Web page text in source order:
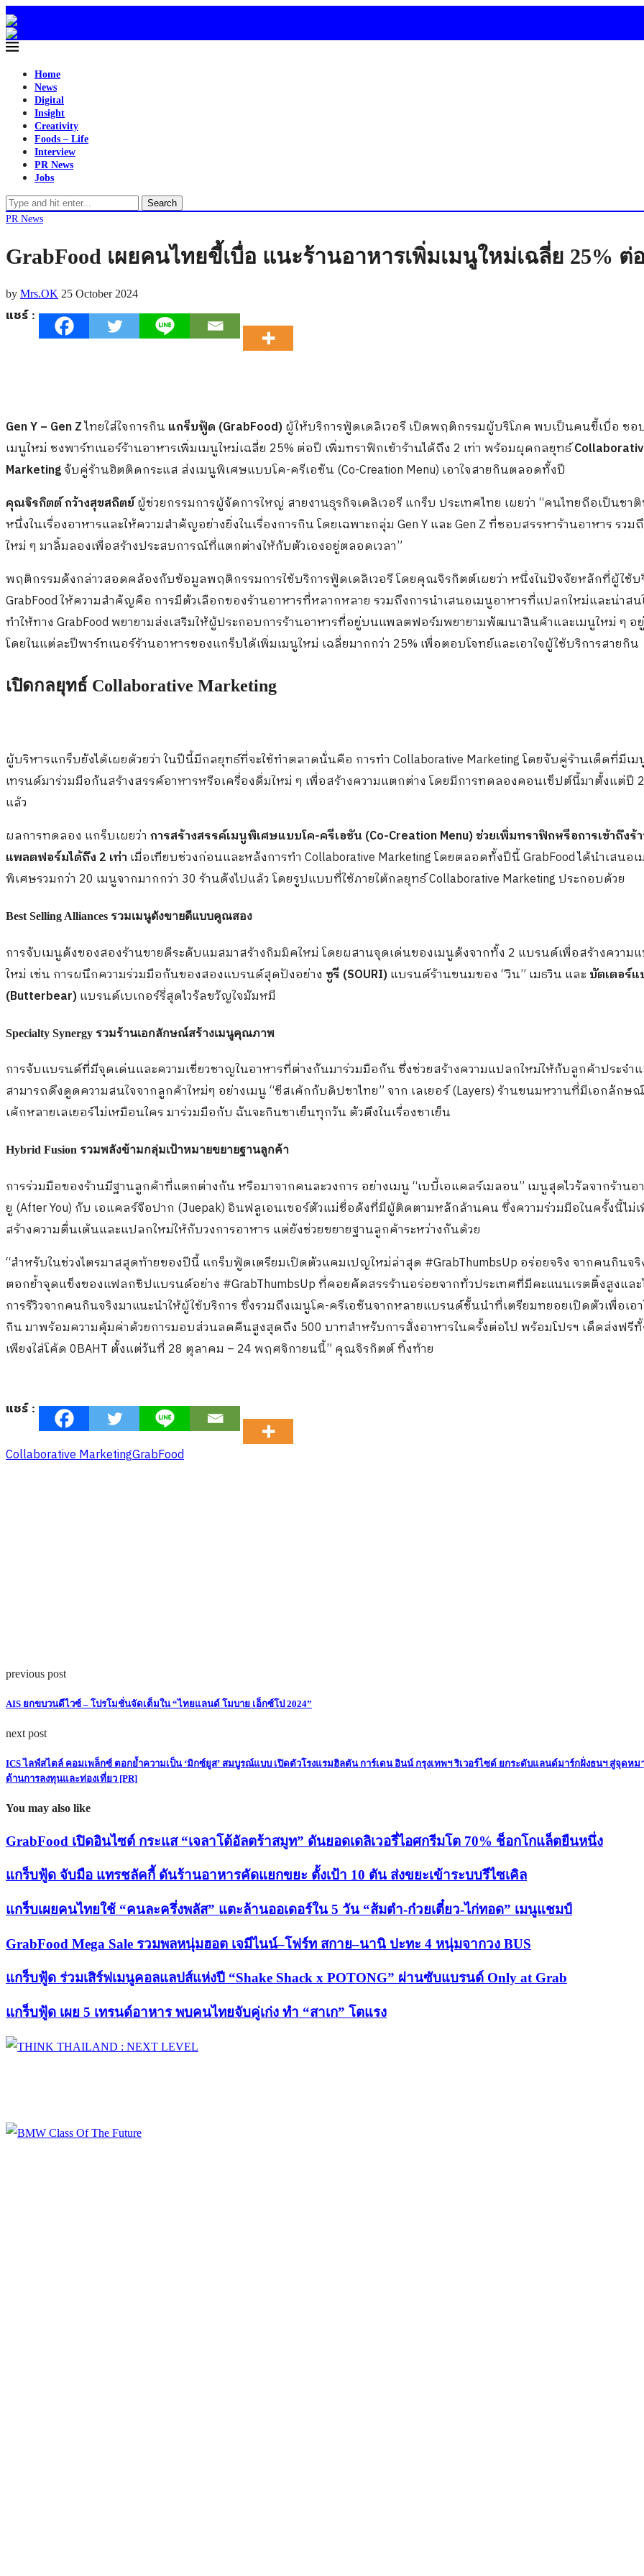
Home
News
Digital
Insight
Creativity
Foods – Life
Interview
PR News
Jobs
Search
PR News
GrabFood เผยคนไทยขี้เบื่อ แนะร้านอาหารเพิ่มเมนูใหม่เฉลี่ย 25% ต่
by Mrs.OK 25 October 2024
แชร์ :
Gen Y – Gen Zไทยใส่ใจการกิน แกร็บฟู้ด (GrabFood)ผู้ให้บริการฟู้ดเดลิเวอรี เปิดพฤติกรรมผู้บริโภค พบเป็นคนขี้เบื่อ ชอ
เมนูใหม่ ชงพาร์ทเนอร์ร้านอาหารเพิ่มเมนูใหม่เฉลี่ย 25% ต่อปี เพิ่มทราฟิกเข้าร้านได้ถึง 2 เท่า พร้อมผุดกลยุทธ์
Marketingจับคู่ร้านฮิตติดกระแส ส่งเมนูพิเศษแบบโค-ครีเอชัน (Co-Creation Menu) เอาใจสายกินตลอดทั้งปี
คุณจิรกิตต์ กว้างสุขสถิตย์ผู้ช่วยกรรมการผู้จัดการใหญ่ สายงานธุรกิจเดลิเวอรี แกร็บ ประเทศไทย เผยว่า “คนไทยถือเป็นชา
หนึ่งในเรื่องอาหารและให้ความสำคัญอย่างยิ่งในเรื่องการกิน โดยเฉพาะกลุ่ม Gen Y และ Gen Z ที่ชอบสรรหาร้านอาหาร รวม
ใหม่ ๆ มาลิ้มลองเพื่อสร้างประสบการณ์ที่แตกต่างให้กับตัวเองอยู่ตลอดเวลา”
พฤติกรรมดังกล่าวสอดคล้องกับข้อมูลพฤติกรรมการใช้บริการฟู้ดเดลิเวอรี โดยคุณจิรกิตต์เผยว่า หนึ่งในปัจจัยหลักที่ผู้ใช้บ
GrabFood ให้ความสำคัญคือ การมีตัวเลือกของร้านอาหารที่หลากหลาย รวมถึงการนำเสนอเมนูอาหารที่แปลกใหม่และน่าสน
ทำให้ทาง GrabFood พยายามส่งเสริมให้ผู้ประกอบการร้านอาหารที่อยู่บนแพลตฟอร์มพยายามพัฒนาสินค้าและเมนูใหม่ ๆ อ
โดยในแต่ละปีพาร์ทเนอร์ร้านอาหารของแกร็บได้เพิ่มเมนูใหม่ เฉลี่ยมากกว่า 25% เพื่อตอบโจทย์และเอาใจผู้ใช้บริการสายกิน
เปิดกลยุทธ์ Collaborative Marketing
ผู้บริหารแกร็บยังได้เผยด้วยว่า ในปีนี้มีกลยุทธ์ที่จะใช้ทำตลาดนั่นคือ การทำ Collaborative Marketing โดยจับคู่ร้านเด็ดที่มีเ
เทรนด์มาร่วมมือกันสร้างสรรค์อาหารหรือเครื่องดื่มใหม่ ๆ เพื่อสร้างความแตกต่าง โดยมีการทดลองคอนเซ็ปต์นี้มาตั้งแต่ปี
แล้ว
ผลการทดลอง แกร็บเผยว่า การสร้างสรรค์เมนูพิเศษแบบโค-ครีเอชัน (Co-Creation Menu) ช่วยเพิ่มทราฟิกหรือการเข้าถึงร้
แพลตฟอร์มได้ถึง 2 เท่า เมื่อเทียบช่วงก่อนและหลังการทำ Collaborative Marketing โดยตลอดทั้งปีนี้ GrabFood ได้นำเสนอเ
พิเศษรวมกว่า 20 เมนูจากมากกว่า 30 ร้านดังไปแล้ว โดยรูปแบบที่ใช้ภายใต้กลยุทธ์ Collaborative Marketing ประกอบด้วย
Best Selling Alliances รวมเมนูดังขายดีแบบคูณสอง
การจับเมนูดังของสองร้านขายดีระดับแมสมาสร้างกิมมิคใหม่ โดยผสานจุดเด่นของเมนูดังจากทั้ง 2 แบรนด์เพื่อสร้างความ
ใหม่ เช่น การผนึกความร่วมมือกันของสองแบรนด์สุดปังอย่าง ซูรี (SOURI)แบรนด์ร้านขนมของ “วิน” เมธวิน และ บัตเตอร์แ
(Butterbear)แบรนด์เบเกอร์รี่สุดไวรัลขวัญใจมัมหมี
Specialty Synergy รวมร้านเอกลักษณ์สร้างเมนูคุณภาพ
การจับแบรนด์ที่มีจุดเด่นและความเชี่ยวชาญในอาหารที่ต่างกันมาร่วมมือกัน ซึ่งช่วยสร้างความแปลกใหม่ให้กับลูกค้าประจำแ
สามารถดึงดูดความสนใจจากลูกค้าใหม่ๆ อย่างเมนู “ชีสเค้กกับดิปชาไทย” จาก เลเยอร์ (Layers) ร้านขนมหวานที่มีเอกลักษ
เค้กหลายเลเยอร์ไม่เหมือนใคร มาร่วมมือกับ ฉันจะกินชาเย็นทุกวัน ตัวตึงในเรื่องชาเย็น
Hybrid Fusion รวมพลังข้ามกลุ่มเป้าหมายขยายฐานลูกค้า
การร่วมมือของร้านมีฐานลูกค้าที่แตกต่างกัน หรือมาจากคนละวงการ อย่างเมนู “เบบี้เอแคลร์เมลอน” เมนูสุดไวรัลจากร้านอ
ยู (After You) กับ เอแคลร์จือปาก (Juepak) อินฟลูเอนเซอร์ตัวแม่ชื่อดังที่่มีผู้ติดตามหลักล้านคน ซึ่งความร่วมมือในครั้งนี้ไม่เ
สร้างความตื่นเต้นและแปลกใหม่ให้กับวงการอาหาร แต่ยังช่วยขยายฐานลูกค้าระหว่างกันด้วย
“สำหรับในช่วงไตรมาสสุดท้ายของปีนี้ แกร็บฟู้ดเตรียมเปิดตัวแคมเปญใหม่ล่าสุด #GrabThumbsUp อร่อยจริง จากคนกินจริ
ตอกย้ำจุดแข็งของแฟลกชิปแบรนด์อย่าง #GrabThumbsUp ที่คอยคัดสรรร้านอร่อยจากทั่วประเทศที่มีคะแนนเรตติ้งสูงและ
การรีวิวจากคนกินจริงมาแนะนำให้ผู้ใช้บริการ ซึ่งรวมถึงเมนูโค-ครีเอชันจากหลายแบรนด์ชั้นนำที่เตรียมทยอยเปิดตัวเพื่อเอา
กิน มาพร้อมความคุ้มค่าด้วยการมอบส่วนลดคืนสูงสุดถึง 500 บาทสำหรับการสั่งอาหารในครั้งต่อไป พร้อมโปรฯ เด็ดส่งฟรีทั้
เพียงใส่โค้ด 0BAHT ตั้งแต่วันที่ 28 ตุลาคม – 24 พฤศจิกายนนี้” คุณจิรกิตต์ ทิ้งท้าย
แชร์ :
Collaborative MarketingGrabFood
previous post
AIS ยกขบวนดีไวซ์ – โปรโมชั่นจัดเต็มใน “ไทยแลนด์ โมบาย เอ็กซ์โป 2024”
next post
ICS ไลฟ์สไตล์ คอมเพล็กซ์ ตอกย้ำความเป็น ‘มิกซ์ยูส’ สมบูรณ์แบบ เปิดตัวโรงแรมฮิลตัน การ์เดน อินน์ กรุงเทพฯ ริเวอร์ไซด์ ยกระดับแลนด์มาร์กฝั่งธนฯ สู่จุดหม
ด้านการลงทุนและท่องเที่ยว [PR]
You may also like
GrabFood เปิดอินไซต์ กระแส “เจลาโต้อัลตร้าสมูท” ดันยอดเดลิเวอรี่ไอศกรีมโต 70% ช็อกโกแล็ตยืนหนึ่ง
แกร็บฟู้ด จับมือ แทรชลัคกี้ ดันร้านอาหารคัดแยกขยะ ตั้งเป้า 10 ตัน ส่งขยะเข้าระบบรีไซเคิล
แกร็บเผยคนไทยใช้ “คนละครึ่งพลัส” แตะล้านออเดอร์ใน 5 วัน “ส้มตำ-ก๋วยเตี๋ยว-ไก่ทอด” เมนูแชมป์
GrabFood Mega Sale รวมพลหนุ่มฮอต เจมีไนน์–โฟร์ท สกาย–นานิ ปะทะ 4 หนุ่มจากวง BUS
แกร็บฟู้ด ร่วมเสิร์ฟเมนูคอลแลปส์แห่งปี “Shake Shack x POTONG” ผ่านซับแบรนด์ Only at Grab
แกร็บฟู้ด เผย 5 เทรนด์อาหาร พบคนไทยจับคู่เก่ง ทำ “สาเก” โตแรง